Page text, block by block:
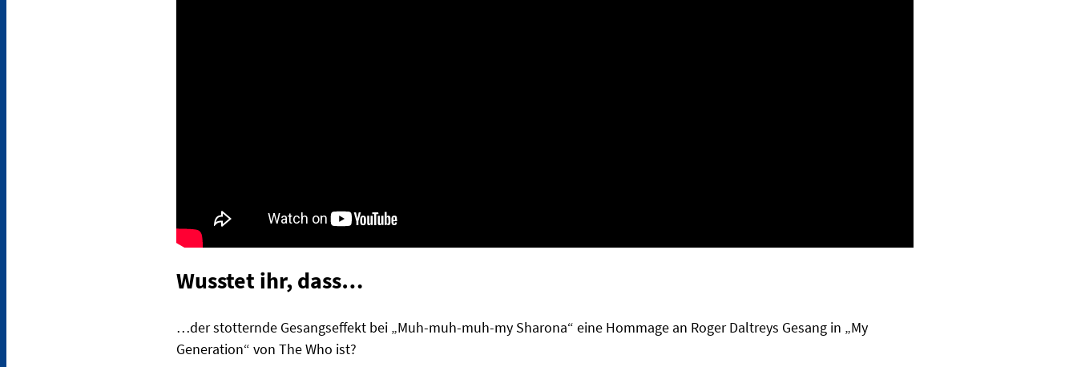
Wusstet ihr, dass…
…der stotternde Gesangseffekt bei „Muh-muh-muh-my Sharona“ eine Hommage an Roger Daltreys Gesang in „My
Generation“ von The Who ist?